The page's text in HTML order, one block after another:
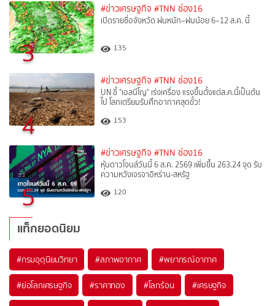
3
#ข่าวเศรษฐกิจ #TNN ช่อง16
เปิดรายชื่อจังหวัด ฝนหนัก–ฝนน้อย 6–12 ส.ค. นี้
135
4
#ข่าวเศรษฐกิจ #TNN ช่อง16
UN ชี้ "เอลนีโญ" เร่งเครื่อง แรงขึ้นตั้งแต่ส.ค.นี้เป็นต้น
ไป โลกเตรียมรับศึกอากาศสุดขั้ว!
153
5
#ข่าวเศรษฐกิจ #TNN ช่อง16
หุ้นดาวโจนส์วันนี้ 6 ส.ค. 2569 เพิ่มขึ้น 263.24 จุด รับ
ความหวังเจรจาอิหร่าน-สหรัฐ
120
แท็กยอดนิยม
#กรมอุตุนิยมวิทยา #สภาพอากาศ #พยากรณ์อากาศ
#ย่อโลกเศรษฐกิจ #ราคาทอง #โลกร้อน #เศรษฐกิจ